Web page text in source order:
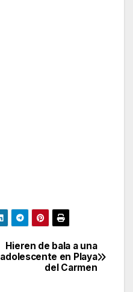
Hieren de bala a una
adolescente en Playa
del Carmen